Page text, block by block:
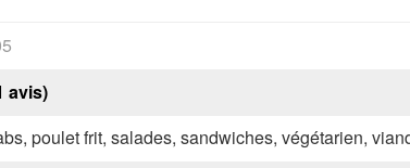
avis)
poulet frit, salades, sandwiches, végétarien,